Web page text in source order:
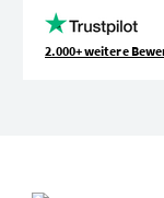
2.000+ weitere